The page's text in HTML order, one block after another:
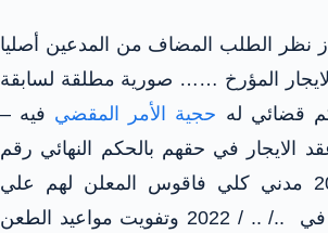
نظر الطلب المضاف من المدعين أصليا
المؤرخ …… صورية مطلقة لسابقة
قضائي له حجية الأمر المقضي فيه –
الايجار في حقهم بالحكم النهائي رقم
… لسنة 2022 مدني كلي فاقوس المعلن لهم علي
محل اقامتهم في ../ .. / 2022 وتفويت مواعيد الطعن